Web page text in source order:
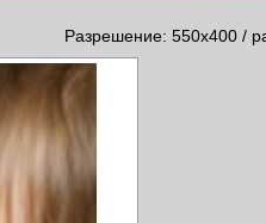
Разрешение: 550x400 /